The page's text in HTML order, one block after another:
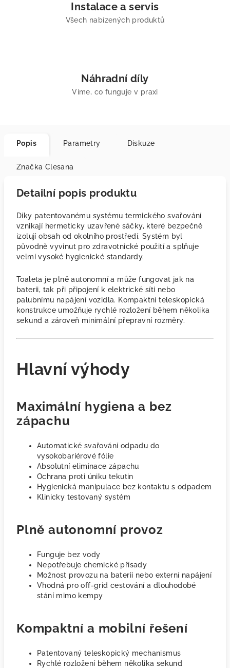
Instalace a servis
Všech nabízených produktů
Náhradní díly
Víme, co funguje v praxi
Popis Parametry Diskuze
Značka Clesana
Detailní popis produktu
Díky patentovanému systému termického svařování
vznikají hermeticky uzavřené sáčky, které bezpečně
izolují obsah od okolního prostředí. Systém byl
původně vyvinut pro zdravotnické použití a splňuje
velmi vysoké hygienické standardy.
Toaleta je plně autonomní a může fungovat jak na
baterii, tak při připojení k elektrické síti nebo
palubnímu napájení vozidla. Kompaktní teleskopická
konstrukce umožňuje rychlé rozložení během několika
sekund a zároveň minimální přepravní rozměry.
Hlavní výhody
Maximální hygiena a bez
zápachu
Automatické svařování odpadu do
vysokobariérové fólie
Absolutní eliminace zápachu
Ochrana proti úniku tekutin
Hygienická manipulace bez kontaktu s odpadem
Klinicky testovaný systém
Plně autonomní provoz
Funguje bez vody
Nepotřebuje chemické přísady
Možnost provozu na baterii nebo externí napájení
Vhodná pro off-grid cestování a dlouhodobé
stání mimo kempy
Kompaktní a mobilní řešení
Patentovaný teleskopický mechanismus
Rychlé rozložení během několika sekund